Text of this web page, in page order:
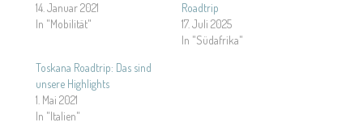
14. Januar 2021
In "Mobilität"
Roadtrip
17. Juli 2025
In "Südafrika"
Toskana Roadtrip: Das sind
unsere Highlights
1. Mai 2021
In "Italien"